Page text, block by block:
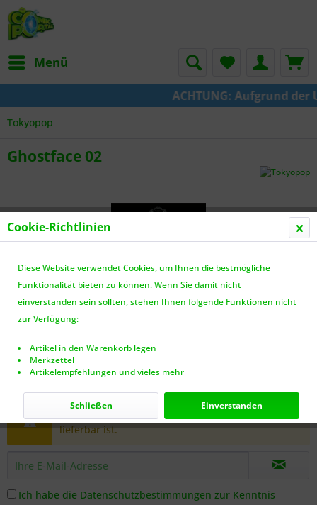
Menü
ACHTUNG: Aufgrund
Tokyopop
Ghostface 02
Dieser Artikel steht derzeit nicht zur Verfügung!
Benachrichtigen Sie mich, sobald der Artikel
lieferbar ist.
Ich habe die Datenschutzbestimmungen zur Kenntnis
Cookie-Richtlinien
Diese Website verwendet Cookies, um Ihnen die bestmögliche
Funktionalität bieten zu können. Wenn Sie damit nicht
einverstanden sein sollten, stehen Ihnen folgende Funktionen nicht
zur Verfügung:
Artikel in den Warenkorb legen
Merkzettel
Artikelempfehlungen und vieles mehr
Einverstanden
Schließen